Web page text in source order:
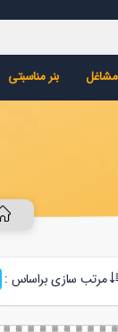
مشاغل بنر مناسبتی
مرتب سازی براساس :